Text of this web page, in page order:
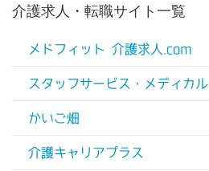
介護求人・転職サイト一覧
メドフィット 介護求人.com
スタッフサービス・メディカル
かいご畑
介護キャリアプラス